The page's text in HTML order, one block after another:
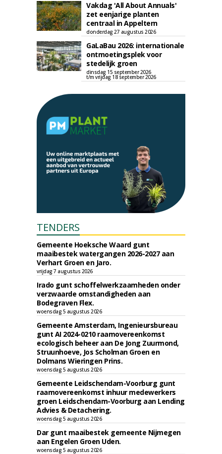
Vakdag 'All About Annuals'
zet eenjarige planten
centraal in Appeltern
donderdag 27 augustus 2026
GaLaBau 2026: internationale
ontmoetingsplek voor
stedelijk groen
dinsdag 15 september 2026
t/m vrijdag 18 september 2026
TENDERS
Gemeente Hoeksche Waard gunt
maaibestek watergangen 2026-2027 aan
Verhart Groen en Jaro.
vrijdag 7 augustus 2026
Irado gunt schoffelwerkzaamheden onder
verzwaarde omstandigheden aan
Bodegraven Flex.
woensdag 5 augustus 2026
Gemeente Amsterdam, Ingenieursbureau
gunt AI 2024-0210 raamovereenkomst
ecologisch beheer aan De Jong Zuurmond,
Struunhoeve, Jos Scholman Groen en
Dolmans Wieringen Prins.
woensdag 5 augustus 2026
Gemeente Leidschendam-Voorburg gunt
raamovereenkomst inhuur medewerkers
groen Leidschendam-Voorburg aan Lending
Advies & Detachering.
woensdag 5 augustus 2026
Dar gunt maaibestek gemeente Nijmegen
aan Engelen Groen Uden.
woensdag 5 augustus 2026